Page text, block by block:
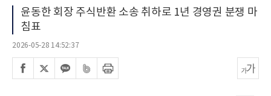
윤동한 회장 주식반환 소송 취하로 1년 경영권 분쟁 마
침표
2026-05-28 14:52:37